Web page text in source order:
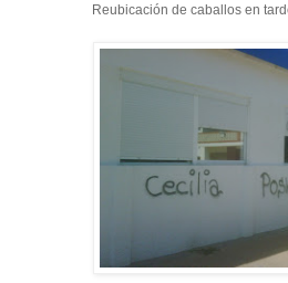
Reubicación de caballos en